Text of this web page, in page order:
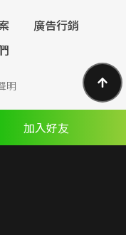
廣告行銷
明
加入好友